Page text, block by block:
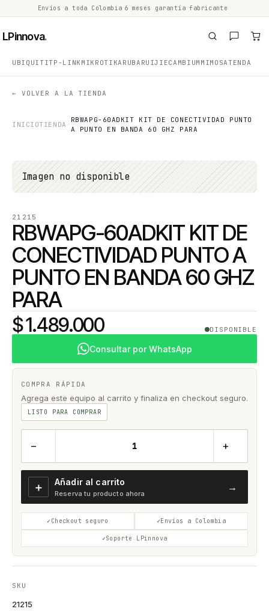
Envíos a toda Colombia 6 meses garantía fabricante
LPinnova.
UBIQUITITP-LINK MIKROTIKARUBA RUIJIECAMBIUM MIMOSATENDA
← VOLVER A LA TIENDA
INICIOTIENDA
RBWAPG-60ADKIT KIT DE CONECTIVIDAD PUNTO
A PUNTO EN BANDA 60 GHZ PARA
Imagen no disponible
21215
RBWAPG-60ADKIT KIT DE
CONECTIVIDAD PUNTO A
PUNTO EN BANDA 60 GHZ
PARA
$ 1.489.000 DISPONIBLE
Consultar por WhatsApp
COMPRA RÁPIDA
Agrega este equipo al carrito y finaliza en checkout seguro.
LISTO PARA COMPRAR
− +
＋ Añadir al carrito
Reserva tu producto ahora
→
Checkout seguro Envíos a Colombia
Soporte LPinnova
SKU
21215